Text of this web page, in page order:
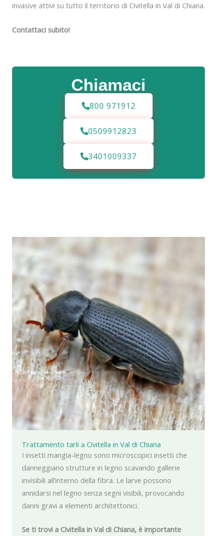
Chiamaci
800 971912
0509912823
3401009337
invasive attivi su tutto il territorio di Civitella in Val di Chiana.
Contattaci subito!
Trattamento tarli a Civitella in Val di Chiana
I insetti mangia-legno sono microscopici insetti che
danneggiano strutture in legno scavando gallerie
invisibili all’interno della fibra. Le larve possono
annidarsi nel legno senza segni visibili, provocando
danni gravi a elementi architettonici.
Se ti trovi a Civitella in Val di Chiana, è importante